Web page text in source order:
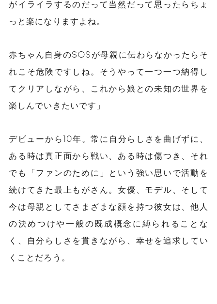
がイライラするのだって当然だって思ったらちょ
っと楽になりますよね。
赤ちゃん自身のSOSが母親に伝わらなかったらそ
れこそ危険ですしね。そうやって一つ一つ納得し
てクリアしながら、これから娘との未知の世界を
楽しんでいきたいです」
デビューから10年。常に自分らしさを曲げずに、
ある時は真正面から戦い、ある時は傷つき、それ
でも「ファンのために」という強い思いで活動を
続けてきた最上もがさん。女優、モデル、そして
今は母親としてさまざまな顔を持つ彼女は、他人
の決めつけや一般の既成概念に縛られることな
く、自分らしさを貫きながら、幸せを追求してい
くことだろう。